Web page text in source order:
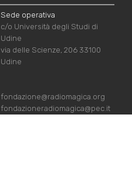
Sede operativa
c/o Università degli Studi di
Udine
via delle Scienze, 206 33100
Udine
fondazione@radiomagica.org
fondazioneradiomagica@pec.it